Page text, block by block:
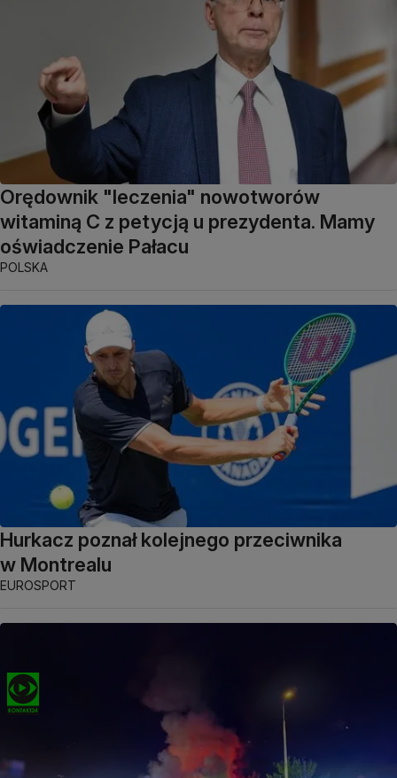
Orędownik "leczenia" nowotworów
witaminą C z petycją u prezydenta. Mamy
oświadczenie Pałacu
POLSKA
Hurkacz poznał kolejnego przeciwnika
w Montrealu
EUROSPORT